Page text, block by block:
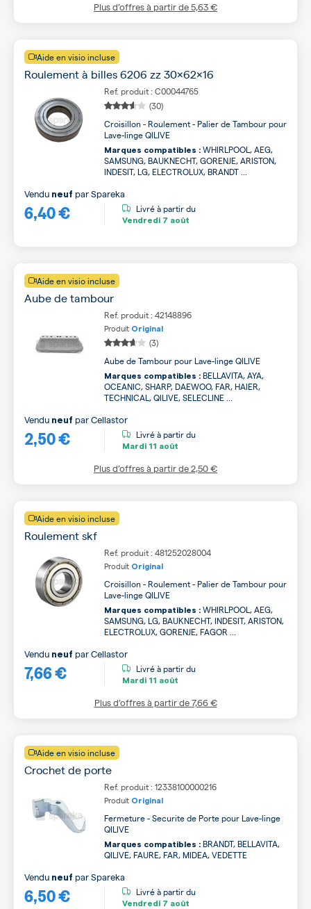
Plus d’offres à partir de5,63 €
Aide en visio incluse
Roulement à billes 6206 zz 30x62x16
Ref. produit : C00044765
(30)
Croisillon - Roulement - Palier de Tambour pour
Lave-linge QILIVE
Marques compatibles : WHIRLPOOL, AEG,
SAMSUNG, BAUKNECHT, GORENJE, ARISTON,
INDESIT, LG, ELECTROLUX, BRANDT ...
6,40 €
Vendu neuf parSpareka
Livré à partir du
Vendredi 7 août
Aide en visio incluse
Aube de tambour
Ref. produit : 42148896
Produit Original
(3)
Aube de Tambour pour Lave-linge QILIVE
Marques compatibles : BELLAVITA, AYA,
OCEANIC, SHARP, DAEWOO, FAR, HAIER,
TECHNICAL, QILIVE, SELECLINE ...
2,50 €
Vendu neuf parCellastor
Livré à partir du
Mardi 11 août
Plus d’offres à partir de2,50 €
Aide en visio incluse
Roulement skf
Ref. produit : 481252028004
Produit Original
Croisillon - Roulement - Palier de Tambour pour
Lave-linge QILIVE
Marques compatibles : WHIRLPOOL, AEG,
SAMSUNG, LG, BAUKNECHT, INDESIT, ARISTON,
ELECTROLUX, GORENJE, FAGOR ...
7,66 €
Vendu neuf parCellastor
Livré à partir du
Mardi 11 août
Plus d’offres à partir de7,66 €
Aide en visio incluse
Crochet de porte
Ref. produit : 12338100000216
Produit Original
Fermeture - Securite de Porte pour Lave-linge
QILIVE
Marques compatibles : BRANDT, BELLAVITA,
QILIVE, FAURE, FAR, MIDEA, VEDETTE
6,50 €
Vendu neuf parSpareka
Livré à partir du
Vendredi 7 août